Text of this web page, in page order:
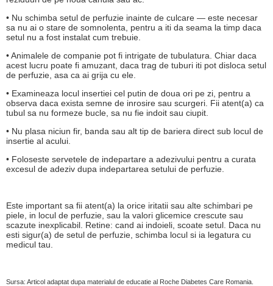
• Nu schimba setul de perfuzie inainte de culcare — este necesar
sa nu ai o stare de somnolenta, pentru a iti da seama la timp daca
setul nu a fost instalat cum trebuie.
• Animalele de companie pot fi intrigate de tubulatura. Chiar daca
acest lucru poate fi amuzant, daca trag de tuburi iti pot disloca setul
de perfuzie, asa ca ai grija cu ele.
• Examineaza locul insertiei cel putin de doua ori pe zi, pentru a
observa daca exista semne de inrosire sau scurgeri. Fii atent(a) ca
tubul sa nu formeze bucle, sa nu fie indoit sau ciupit.
• Nu plasa niciun fir, banda sau alt tip de bariera direct sub locul de
insertie al acului.
• Foloseste servetele de indepartare a adezivului pentru a curata
excesul de adeziv dupa indepartarea setului de perfuzie.
Este important sa fii atent(a) la orice iritatii sau alte schimbari pe
piele, in locul de perfuzie, sau la valori glicemice crescute sau
scazute inexplicabil. Retine: cand ai indoieli, scoate setul. Daca nu
esti sigur(a) de setul de perfuzie, schimba locul si ia legatura cu
medicul tau.
Sursa: Articol adaptat dupa materialul de educatie al Roche Diabetes Care Romania.